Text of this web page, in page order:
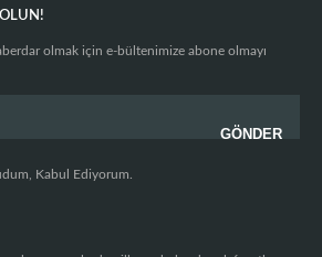
olmak için e-bültenimize abone olmayı
Kabul Ediyorum.